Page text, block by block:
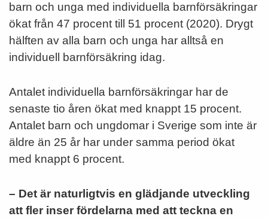
barn och unga med individuella barnförsäkringar
ökat från 47 procent till 51 procent (2020). Drygt
hälften av alla barn och unga har alltså en
individuell barnförsäkring idag.
Antalet individuella barnförsäkringar har de
senaste tio åren ökat med knappt 15 procent.
Antalet barn och ungdomar i Sverige som inte är
äldre än 25 år har under samma period ökat
med knappt 6 procent.
– Det är naturligtvis en glädjande utveckling
att fler inser fördelarna med att teckna en